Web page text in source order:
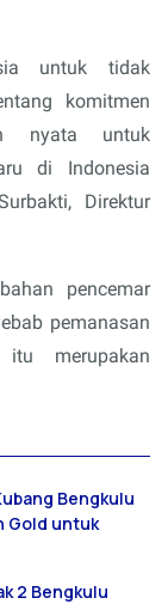
untuk tidak
komitmen
nyata untuk
di Indonesia
Direktur
pencemar
pemanasan
merupakan
Bengkulu
Gold untuk
2 Bengkulu